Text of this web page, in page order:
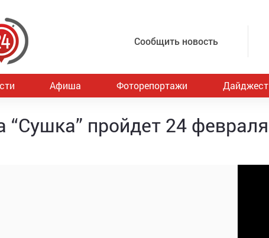
Сообщить новость
Афиша Фоторепортажи Дайджест
пройдет 24 февраля